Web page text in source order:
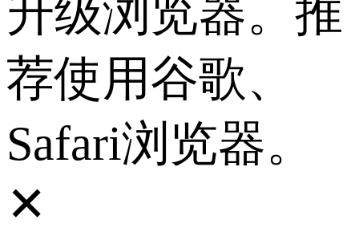
升级浏览器。推
荐使用谷歌、
Safari浏览器。
✕